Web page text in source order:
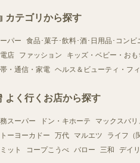
カテゴリから探す
パー 食品･菓子･飲料･酒･日用品･コンビ
店
ファッション キッズ・ベビー・おも
・通信・家電 ヘルス＆ビューティ・フ
よく行くお店から探す
スーパー ドン・キホーテ マックスバリ
ーヨーカドー
万代 マルエツ ライフ（
ット
コープこうべ バロー 三和 デイ